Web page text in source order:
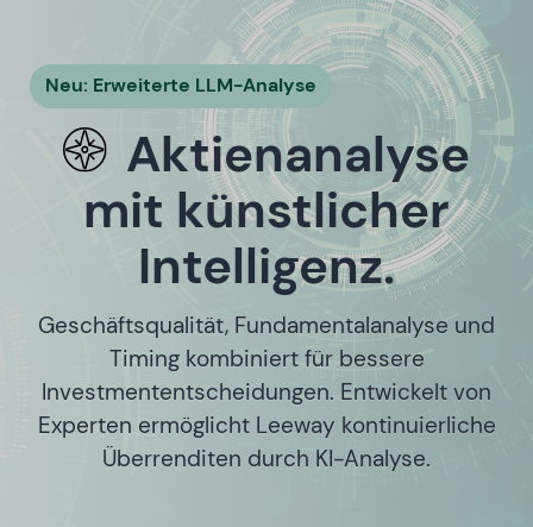
Neu: Erweiterte LLM-Analyse
Aktienanalyse
mit künstlicher
Intelligenz.
Geschäftsqualität, Fundamentalanalyse und
Timing kombiniert für bessere
Investmententscheidungen. Entwickelt von
Experten ermöglicht Leeway kontinuierliche
Überrenditen durch KI-Analyse.